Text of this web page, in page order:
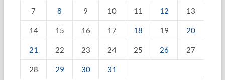
7 8 9 10 11 12 13
14 15 16 17 18 19 20
21 22 23 24 25 26 27
28 29 30
31